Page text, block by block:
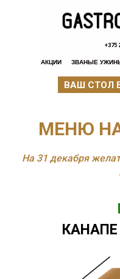
ВАШ СТОЛ
+375
АКЦИИ ЗВАНЫЕ
МЕНЮ
На 31 декабря
КАНАПЕ